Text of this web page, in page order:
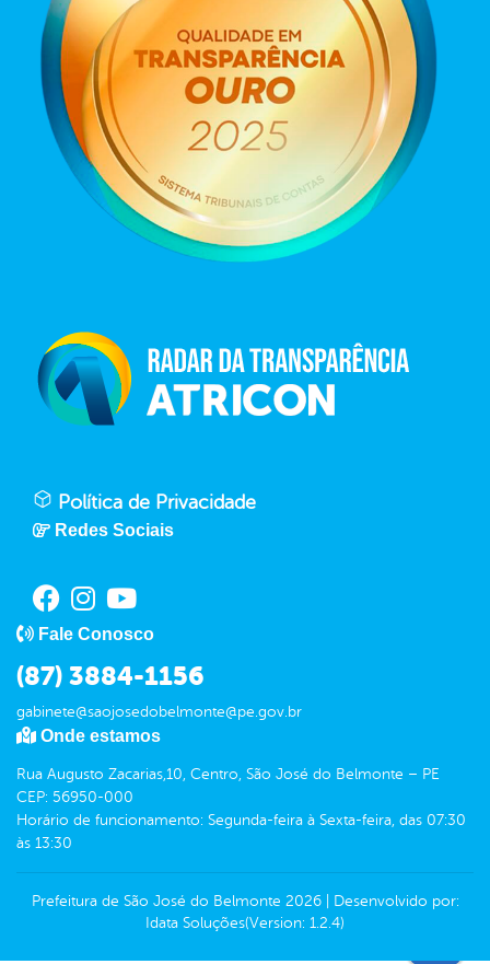
Política de Privacidade
Redes Sociais
Fale Conosco
(87) 3884-1156
gabinete@saojosedobelmonte@pe.gov.br
Onde estamos
Rua Augusto Zacarias,10, Centro, São José do Belmonte – PE
CEP: 56950-000
Horário de funcionamento: Segunda-feira à Sexta-feira, das 07:30
às 13:30
Prefeitura de São José do Belmonte 2026|
Desenvolvido por:
Idata Soluções(Version: 1.2.4)